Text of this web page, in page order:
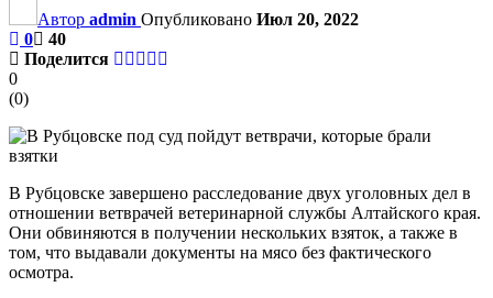
Автор admin Опубликовано Июл 20, 2022
0
40
Поделится
0
(0)
В Рубцовске завершено расследование двух уголовных дел в
отношении ветврачей ветеринарной службы Алтайского края.
Они обвиняются в получении нескольких взяток, а также в
том, что выдавали документы на мясо без фактического
осмотра.